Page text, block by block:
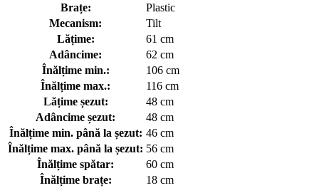
Brațe:
Plastic
Mecanism:
Tilt
Lățime:
61 cm
Adâncime:
62 cm
Înălțime min.:
106 cm
Înălțime max.:
116 cm
Lățime șezut:
48 cm
Adâncime șezut:
48 cm
Înălțime min. până la șezut: 46 cm
Înălțime max. până la șezut: 56 cm
Înălțime spătar:
60 cm
Înălțime brațe:
18 cm